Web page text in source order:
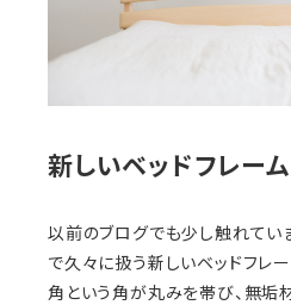
新しいベッドフレーム
以前のブログでも少し触れてい
で久々に扱う新しいベッドフレー
角という角が丸みを帯び、無垢